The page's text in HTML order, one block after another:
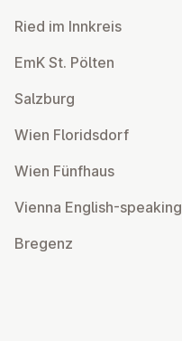
Ried im Innkreis
EmK St. Pölten
Salzburg
Wien Flo­rids­dorf
Wien Fünfhaus
Vienna English-speaking
Bregenz